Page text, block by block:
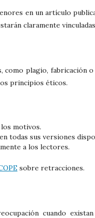
en un artículo
claramente
como plagio, fabricación
principios éticos.
motivos.
todas sus versiones
a los lectores.
sobre retracciones.
cuando